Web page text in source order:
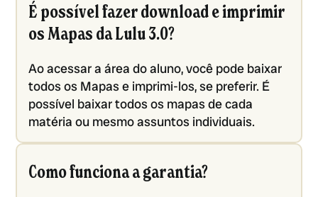
É possível fazer download e imprimir
os Mapas da Lulu 3.0?
Ao acessar a área do aluno, você pode baixar
todos os Mapas e imprimi-los, se preferir. É
possível baixar todos os mapas de cada
matéria ou mesmo assuntos individuais.
Como funciona a garantia?